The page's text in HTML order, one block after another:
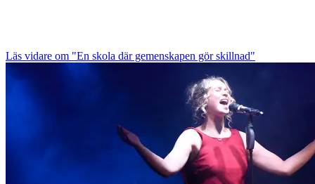
Läs vidare om "En skola där gemenskapen gör skillnad"